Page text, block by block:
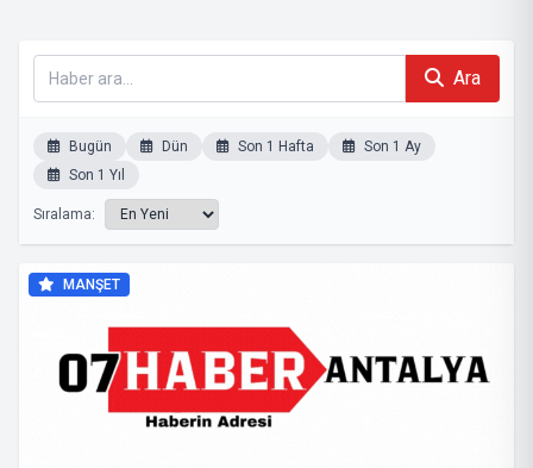
Ara
Bugün Dün Son 1 Hafta
Son 1 Ay
Son 1 Yıl
Sıralama:
MANŞET